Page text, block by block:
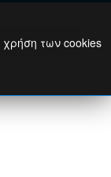
των cookies